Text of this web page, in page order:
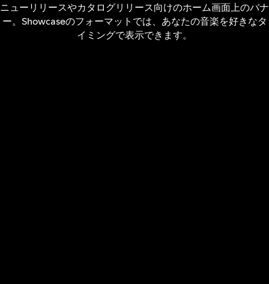
ニューリリースやカタログリリース向けのホーム画面上のバナ
ー。Showcaseのフォーマットでは、あなたの音楽を好きなタ
イミングで表示できます。